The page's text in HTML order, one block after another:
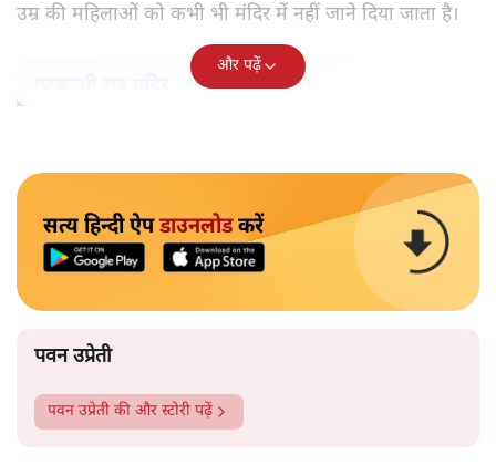
उम्र की महिलाओं को कभी भी मंदिर में नहीं जाने दिया जाता है।
और पढ़ें
सत्य हिन्दी ऐपडाउनलोडकरें
पवन उप्रेती
पवन उप्रेती की और स्टोरी पढ़ें